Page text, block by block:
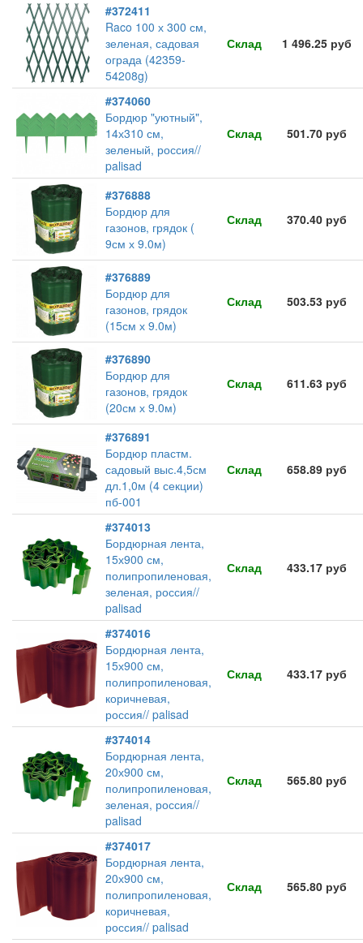
#372411
Raco 100 х 300 см,
зеленая, садовая
ограда (42359-
54208g)
Склад 1 496.25 руб
#374060
Бордюр "уютный",
14х310 см,
зеленый, россия//
palisad
Склад 501.70 руб
#376888
Бордюр для
газонов, грядок (
9см х 9.0м)
Склад 370.40 руб
#376889
Бордюр для
газонов, грядок
(15см х 9.0м)
Склад 503.53 руб
#376890
Бордюр для
газонов, грядок
(20см х 9.0м)
Склад 611.63 руб
#376891
Бордюр пластм.
садовый выс.4,5см
дл.1,0м (4 секции)
пб-001
Склад 658.89 руб
#374013
Бордюрная лента,
15х900 см,
полипропиленовая,
зеленая, россия//
palisad
Склад 433.17 руб
#374016
Бордюрная лента,
15х900 см,
полипропиленовая,
коричневая,
россия// palisad
Склад 433.17 руб
#374014
Бордюрная лента,
20х900 см,
полипропиленовая,
зеленая, россия//
palisad
Склад 565.80 руб
#374017
Бордюрная лента,
20х900 см,
полипропиленовая,
коричневая,
россия// palisad
Склад 565.80 руб